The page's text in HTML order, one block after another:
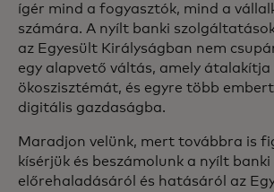
ígér mind a fogyasztók, mind a
számára. A nyílt banki
az Egyesült Királyságban nem
egy alapvető váltás, amely átalakítja
ökoszisztémát, és egyre több
digitális gazdaságba.
Maradjon velünk, mert továbbra is
kísérjük és beszámolunk a nyílt
előrehaladásáról és hatásáról az